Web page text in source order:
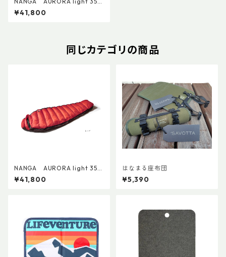
DX / オーロラライト350DX
レギュラー
¥41,800
同じカテゴリの商品
NANGA AURORA light 350
DX / オーロラライト350DX
ショート
¥41,800
はなまる座布団
¥5,390